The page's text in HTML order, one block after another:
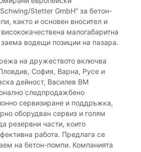
Stetter GmbH“ за бетон-
както и основен вносител и
малогабаритна
водещи позиции на пазара.
на дружеството включва
София, Варна, Русе и
дейност, Василев ВМ
следпродажбено
сервизиране и поддръжка,
оборудван сервиз и голям
резервни части, които
работа. Предлага се
на бетон-помпи. Компанията